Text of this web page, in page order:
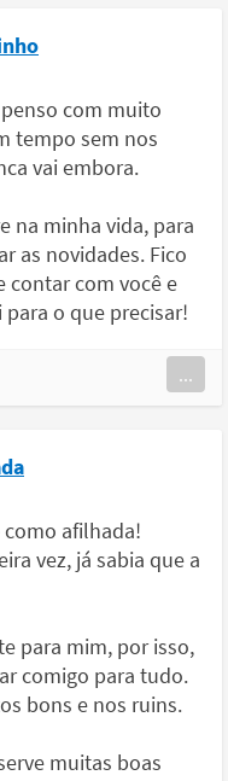
com muito
tempo sem nos
vai embora.
na minha vida, para
as novidades. Fico
contar com você e
o que precisar!
...
afilhada!
vez, já sabia que a
para mim, por isso,
comigo para tudo.
bons e nos ruins.
muitas boas